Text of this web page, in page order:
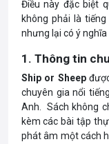
Điều này đặc biệt
không phải là
nhưng lại có ý nghĩa
1. Thông tin
Ship or Sheep
chuyên gia nổi
Anh. Sách không
kèm các bài tập
phát âm một cách